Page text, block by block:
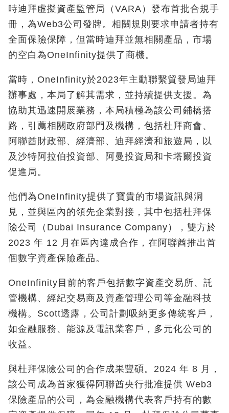
時迪拜虛擬資產監管局（VARA）發布首批合規手
冊，為Web3公司發牌。相關規則要求申請者持有
全面保險保障，但當時迪拜並無相關產品，市場
的空白為OneInfinity提供了商機。
當時，OneInfinity於2023年主動聯繫貿發局迪拜
辦事處，本局了解其需求，並持續提供支援。為
協助其迅速開展業務，本局積極為該公司鋪橋搭
路，引薦相關政府部門及機構，包括杜拜商會、
阿聯酋財政部、經濟部、迪拜經濟和旅遊局，以
及沙特阿拉伯投資部、阿曼投資局和卡塔爾投資
促進局。
他們為OneInfinity提供了寶貴的市場資訊與洞
見，並與區內的領先企業對接，其中包括杜拜保
險公司（Dubai Insurance Company），雙方於
2023 年 12 月在區內達成合作，在阿聯酋推出首
個數字資產保險產品。
OneInfinity目前的客戶包括數字資產交易所、託
管機構、經紀交易商及資產管理公司等金融科技
機構。Scott透露，公司計劃吸納更多傳統客戶，
如金融服務、能源及電訊業客戶，多元化公司的
收益。
與杜拜保險公司的合作成果豐碩。2024 年 8 月，
該公司成為首家獲得阿聯酋央行批准提供 Web3
保險產品的公司，為金融機構代表客戶持有的數